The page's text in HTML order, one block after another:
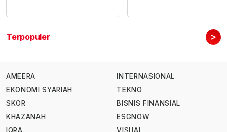
Terpopuler >
AMEERA
EKONOMI SYARIAH
SKOR
KHAZANAH
IQRA
INTERNASIONAL
TEKNO
BISNIS FINANSIAL
ESGNOW
VISUAL